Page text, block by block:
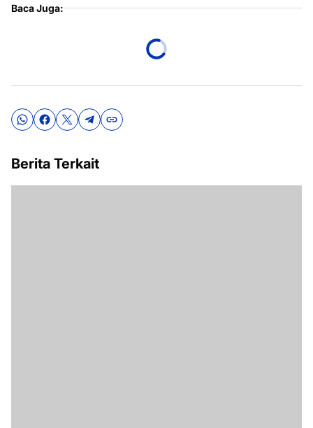
Baca Juga:
Berita Terkait